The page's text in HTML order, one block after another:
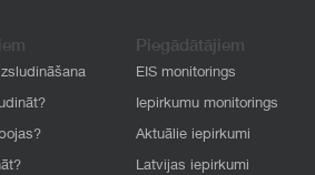
Piegādātājiem
EIS monitorings
Iepirkumu monitorings
Aktuālie iepirkumi
Latvijas iepirkumi